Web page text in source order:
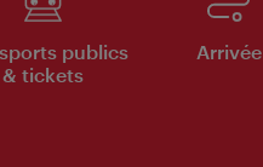
publics
& tickets
Arrivée